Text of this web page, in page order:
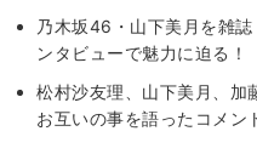
乃木坂46・山下美月を雑
ンタビューで魅力に迫る！
松村沙友理、山下美月、加
お互いの事を語ったコメン